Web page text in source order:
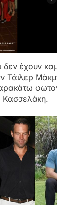
δεν έχουν
Τάιλερ
Κασσελάκη.